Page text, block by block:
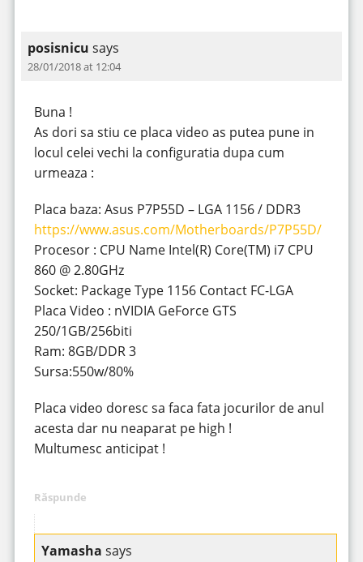
posisnicu says
28/01/2018 at 12:04
Buna !
As dori sa stiu ce placa video as putea pune in
locul celei vechi la configuratia dupa cum
urmeaza :
Placa baza: Asus P7P55D – LGA 1156 / DDR3
https://www.asus.com/Motherboards/P7P55D/
Procesor : CPU Name Intel(R) Core(TM) i7 CPU
860 @ 2.80GHz
Socket: Package Type 1156 Contact FC-LGA
Placa Video : nVIDIA GeForce GTS
250/1GB/256biti
Ram: 8GB/DDR 3
Sursa:550w/80%
Placa video doresc sa faca fata jocurilor de anul
acesta dar nu neaparat pe high !
Multumesc anticipat !
Răspunde
Yamasha says